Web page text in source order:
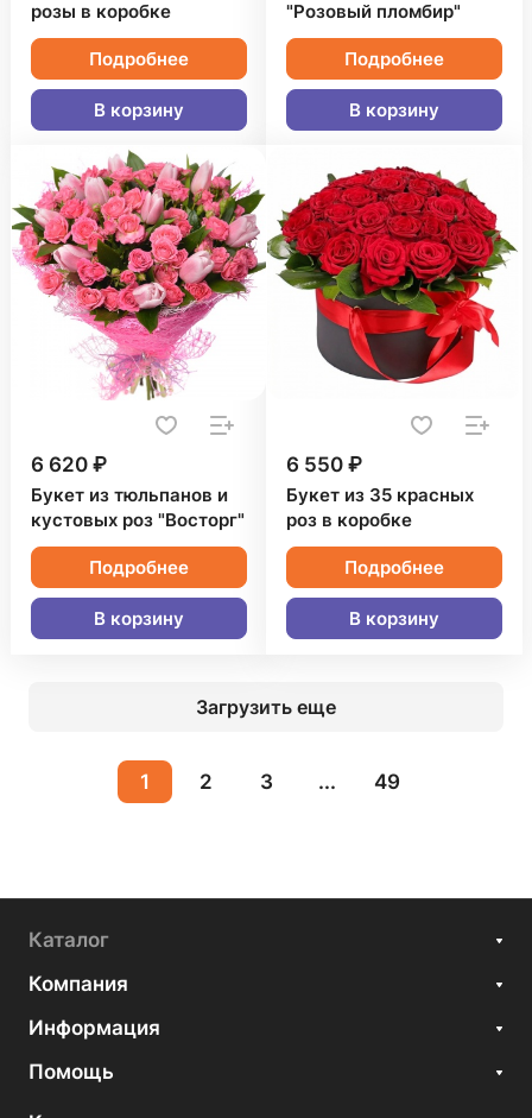
розы в коробке
Подробнее
В корзину
"Розовый пломбир"
Подробнее
В корзину
6 620 ₽
Букет из тюльпанов и
кустовых роз "Восторг"
Подробнее
В корзину
6 550 ₽
Букет из 35 красных
роз в коробке
Подробнее
В корзину
Загрузить еще
1 2 3 ... 49
Каталог
Компания
Информация
Помощь